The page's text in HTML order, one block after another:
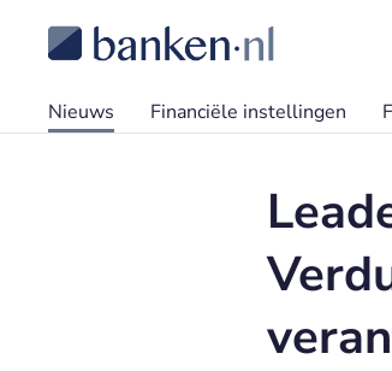
Nieuws Financiële instellingen